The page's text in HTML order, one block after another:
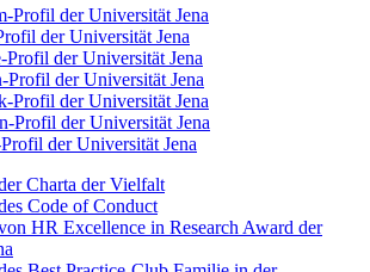
Profil der Universität Jena
der Universität Jena
Profil der Universität Jena
der Universität Jena
Profil der Universität Jena
Profil der Universität Jena
der Universität Jena
Charta der Vielfalt
Code of Conduct
HR Excellence in Research Award der